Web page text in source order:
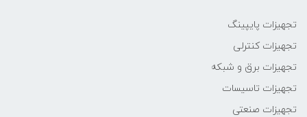
تجهیزات پایپینگ
تجهیزات کنترلی
تجهیزات برق و شبکه
تجهیزات تاسیسات
تجهیزات صنعتی